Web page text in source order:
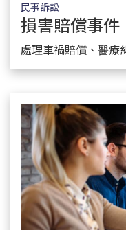
民事訴訟
損害賠償事件